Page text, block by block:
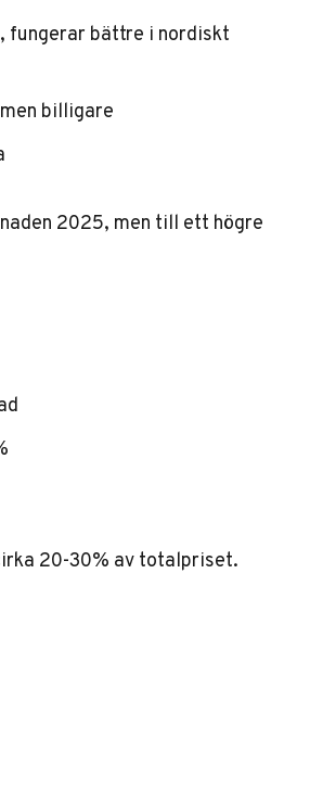
fungerar bättre i nordiskt
billigare
2025, men till ett högre
20-30% av totalpriset.